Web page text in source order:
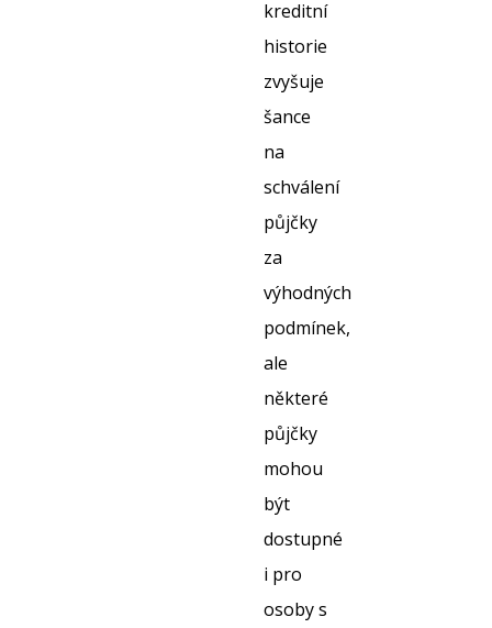
kreditní
historie
zvyšuje
šance
na
schválení
půjčky
za
výhodných
podmínek,
ale
některé
půjčky
mohou
být
dostupné
i pro
osoby s